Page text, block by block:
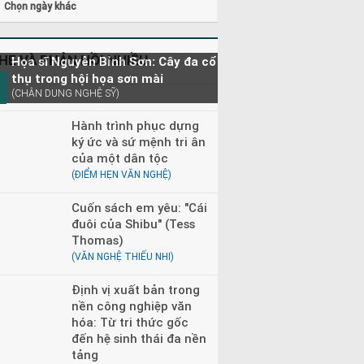
Chọn ngày khác
VÀ PHẢN HỒI NHIỀU
Họa sĩ Nguyễn Bỉnh Sơn: Cây đa cổ
thụ trong hội họa sơn mài
(CHÂN DUNG NGHỆ SỸ)
Hành trình phục dựng
ký ức và sứ mệnh tri ân
của một dân tộc
(ĐIỂM HẸN VĂN NGHỆ)
Cuốn sách em yêu: "Cái
đuôi của Shibu" (Tess
Thomas)
(VĂN NGHỆ THIẾU NHI)
Định vị xuất bản trong
nền công nghiệp văn
hóa: Từ tri thức gốc
đến hệ sinh thái đa nền
tảng